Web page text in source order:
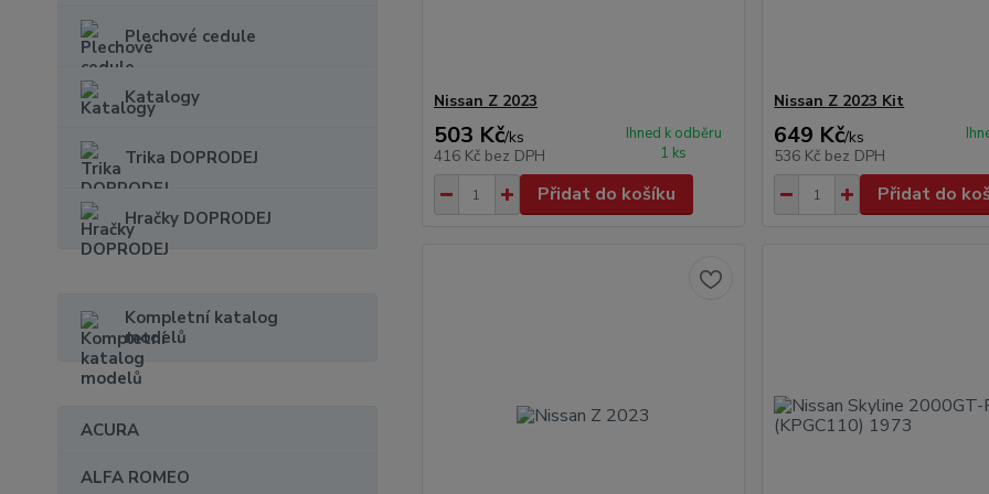
Plechové cedule
Katalogy
Trika DOPRODEJ
Hračky DOPRODEJ
Kompletní katalog
modelů
ACURA
ALFA ROMEO
Nissan Z 2023
503 Kč/ks
416 Kč bez DPH
Ihned k odběru
1 ks
Přidat do košíku
Nissan Z 2023 Kit
649 Kč/ks
536 Kč bez DPH
Přidat do